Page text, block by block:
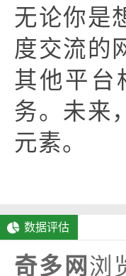
无论你是
度交流的
其他平台
务。未来
元素。
数据评估
奇多网 浏